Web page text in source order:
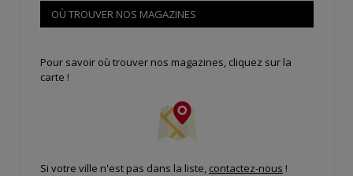
OÙ TROUVER NOS MAGAZINES
Pour savoir où trouver nos magazines, cliquez sur la
carte !
Si votre ville n'est pas dans la liste, contactez-nous !